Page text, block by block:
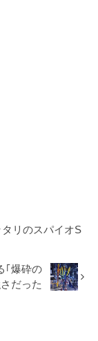
タリのスパイオS
｢爆砕の
だった